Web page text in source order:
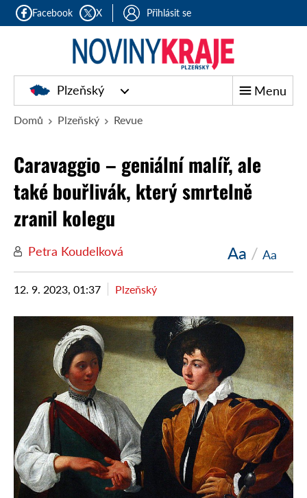
Facebook X Přihlásit se
Plzeňský Menu
Domů Plzeňský Revue
Caravaggio – geniální malíř, ale
také bouřlivák, který smrtelně
zranil kolegu
Petra Koudelková Aa / Aa
12. 9. 2023, 01:37 Plzeňský